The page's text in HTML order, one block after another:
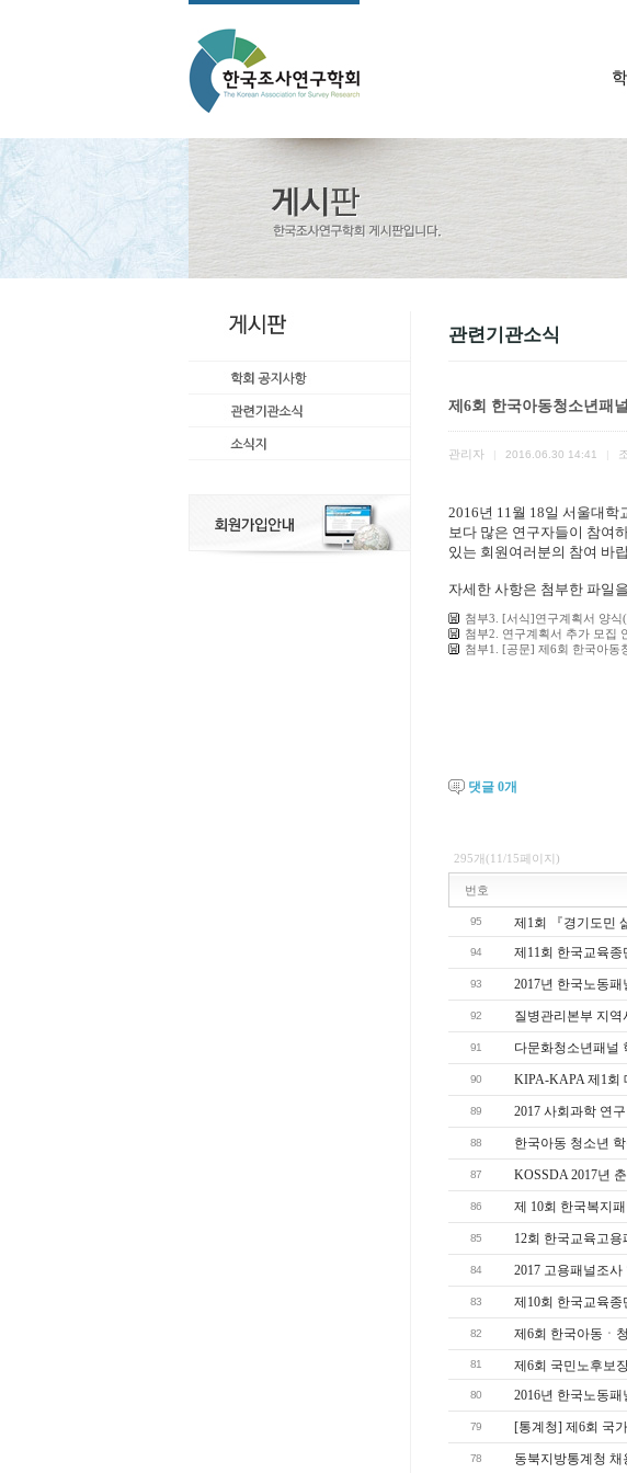
관련기관소식
제6회 한국아동청소년패
관리자 2016.06.30 14:41
2016년 11월 18일 서울대학
보다 많은 연구자들이 참여
있는 회원여러분의 참여 바
자세한 사항은 첨부한 파일
첨부3. [서식]연구계획서 양식
첨부2. 연구계획서 추가 모집
첨부1. [공문] 제6회 한국아동
댓글 0개
295개(11/15페이지)
번호
95 제1회 『경기도민
94 제11회 한국교육
93 2017년 한국노동
92 질병관리본부 지
91 다문화청소년패널
90 KIPA-KAPA 제1회
89 2017 사회과학 연
88 한국아동 청소년
87 KOSSDA 2017년
86 제 10회 한국복지
85 12회 한국교육고
84 2017 고용패널조
83 제10회 한국교육종
82 제6회 한국아동ㆍ
81 제6회 국민노후보
80 2016년 한국노동패
79 [통계청] 제6회 국
78 동북지방통계청 채